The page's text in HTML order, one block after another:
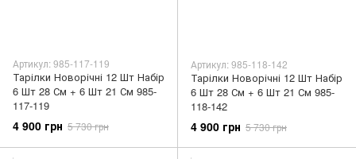
Артикул: 985-117-119
Тарілки Новорічні 12 Шт Набір
6 Шт 28 См + 6 Шт 21 См 985-
117-119
4 900 грн 5 730 грн
Артикул: 985-118-142
Тарілки Новорічні 12 Шт Набір
6 Шт 28 См + 6 Шт 21 См 985-
118-142
4 900 грн 5 730 грн